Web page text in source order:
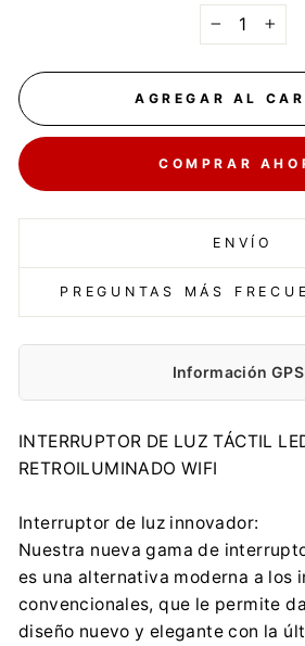
+
AGREGAR AL
COMPRAR
ENVÍO
PREGUNTAS MÁS
Información
Fabricante:
Centrumelektroniki.EU
Korfantego 7, 42-600
+48 32 284 72 22
Importador:
Centrumelektroniki.EU
Korfantego 7, 42-600
INTERRUPTOR DE LUZ TÁCTIL
RETROILUMINADO WIFI
Interruptor de luz innovador:
Nuestra nueva gama de
es una alternativa moderna a los
convencionales, que le permite
diseño nuevo y elegante con la